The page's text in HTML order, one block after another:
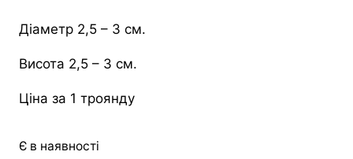
Діаметр 2,5 – 3 см.
Висота 2,5 – 3 см.
Ціна за 1 троянду
Є в наявності